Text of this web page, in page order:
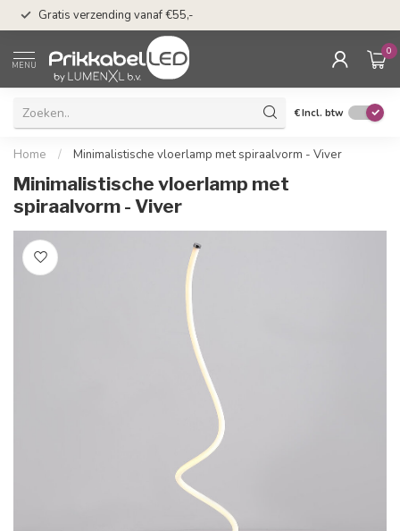
Gratis verzending vanaf €55,-
MENU
0
€Incl. btw
Home / Minimalistische vloerlamp met spiraalvorm - Viver
Minimalistische vloerlamp met
spiraalvorm - Viver